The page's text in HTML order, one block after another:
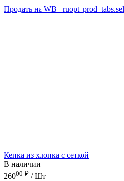
Продать на WB
Кепка из хлопка с сеткой
В наличии
26000 ₽ / Шт